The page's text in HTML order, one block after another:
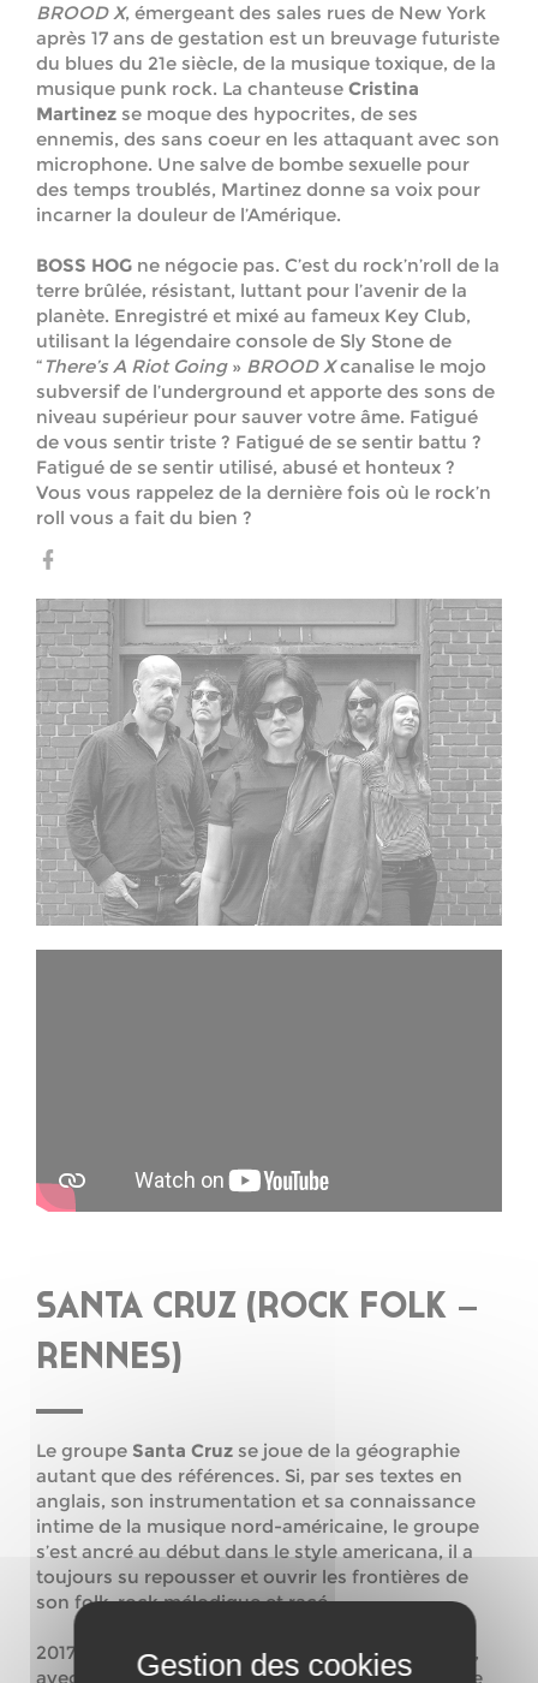
BROOD X, émergeant des sales rues de New York
après 17 ans de gestation est un breuvage futuriste
du blues du 21e siècle, de la musique toxique, de la
musique punk rock. La chanteuse Cristina
Martinez se moque des hypocrites, de ses
ennemis, des sans coeur en les attaquant avec son
microphone. Une salve de bombe sexuelle pour
des temps troublés, Martinez donne sa voix pour
incarner la douleur de l’Amérique.
BOSS HOG ne négocie pas. C’est du rock’n’roll de la
terre brûlée, résistant, luttant pour l’avenir de la
planète. Enregistré et mixé au fameux Key Club,
utilisant la légendaire console de Sly Stone de
“ There’s A Riot Going» BROOD Xcanalise le mojo
subversif de l’underground et apporte des sons de
niveau supérieur pour sauver votre âme. Fatigué
de vous sentir triste ? Fatigué de se sentir battu ?
Fatigué de se sentir utilisé, abusé et honteux ?
Vous vous rappelez de la dernière fois où le rock’n
roll vous a fait du bien ?
SANTA CRUZ (ROCK FOLK –
RENNES)
Le groupe Santa Cruz se joue de la géographie
autant que des références. Si, par ses textes en
anglais, son instrumentation et sa connaissance
intime de la musique nord-américaine, le groupe
s’est ancré au début dans le style americana, il a
toujours su repousser et ouvrir les frontières de
son folk-rock mélodique et racé.
2017 marque un nouveau virage, davantage pop,
avec un septième album enregistré et mixé par le